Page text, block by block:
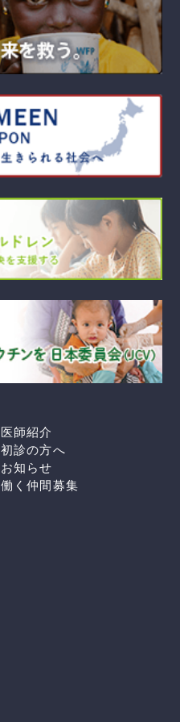
医師紹介
初診の方へ
お知らせ
働く仲間募集